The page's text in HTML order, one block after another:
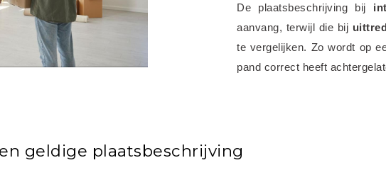
De plaatsbeschrijving bij
aanvang, terwijl die bij
te vergelijken. Zo wordt op
pand correct heeft
geldige plaatsbeschrijving